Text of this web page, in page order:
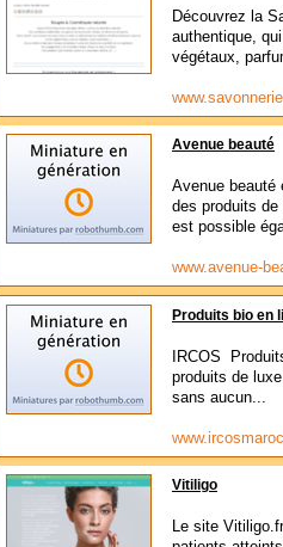
Découvrez la
authentique,
végétaux,
Avenue beauté
Avenue beauté
des produits de
est possible
www.avenue-
Produits bio en
IRCOS
produits de
sans aucun...
Vitiligo
Le site